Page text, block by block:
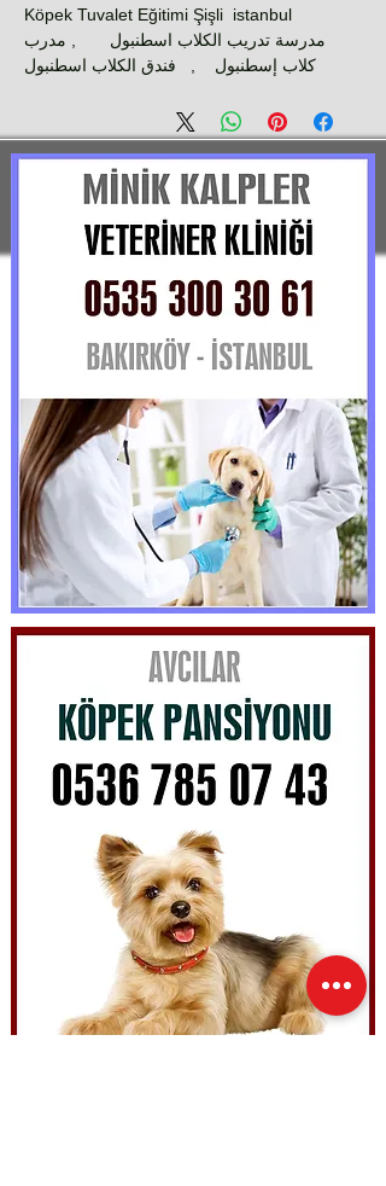
Köpek Tuvalet Eğitimi Şişli istanbul
مدرسة تدريب الكلاب اسطنبول , مدرب
كلاب إسطنبول , فندق الكلاب اسطنبول